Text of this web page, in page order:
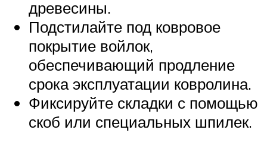
древесины.
Подстилайте под ковровое
покрытие войлок,
обеспечивающий продление
срока эксплуатации ковролина.
Фиксируйте складки с помощью
скоб или специальных шпилек.